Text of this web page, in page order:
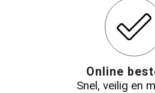
Online
Snel, veilig en